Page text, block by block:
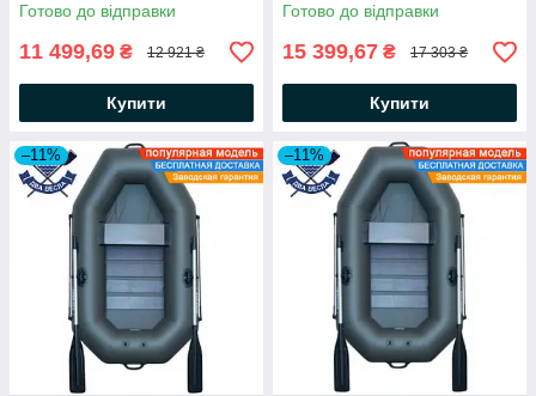
якоря на носі, балон 35
Готово до відправки
11 499,69 ₴ 12 921 ₴
Купити
якоря на носі, балон 35
Готово до відправки
15 399,67 ₴ 17 303 ₴
Купити
–11% –11%